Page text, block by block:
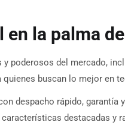
la palma
poderosos del mercado,
buscan lo mejor en
despacho rápido, garantía
destacadas y